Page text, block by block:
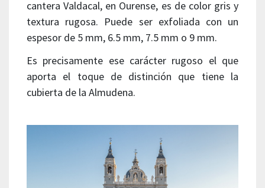
cantera Valdacal, en Ourense, es de color gris y
textura rugosa. Puede ser exfoliada con un
espesor de 5 mm, 6.5 mm, 7.5 mm o 9 mm.
Es precisamente ese carácter rugoso el que
aporta el toque de distinción que tiene la
cubierta de la Almudena.